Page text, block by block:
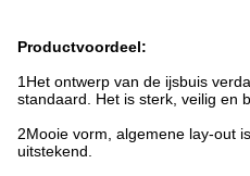
Productvoordeel:
1Het ontwerp van de ijsbuis
standaard. Het is sterk, veilig en
2Mooie vorm, algemene lay-out
uitstekend.